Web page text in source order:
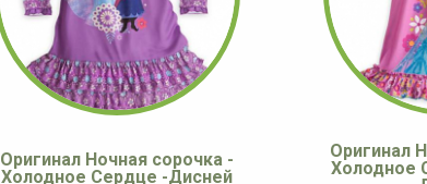
Оригинал Ночная сорочка -
Холодное Сердце -Дисней
Оригинал
Холодное